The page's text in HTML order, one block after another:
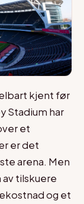
kjent før
Stadium har
et
er det
arena. Men
tilskuere
og et